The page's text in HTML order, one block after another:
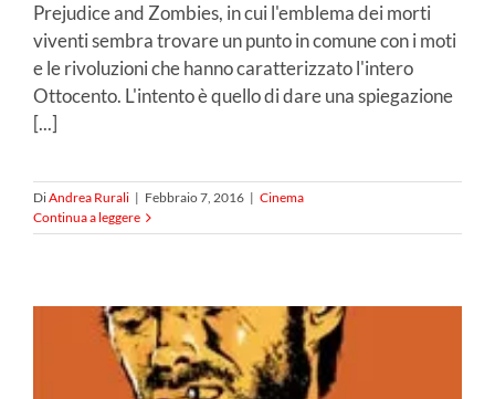
Prejudice and Zombies, in cui l'emblema dei morti
viventi sembra trovare un punto in comune con i moti
e le rivoluzioni che hanno caratterizzato l'intero
Ottocento. L'intento è quello di dare una spiegazione
[...]
DiAndrea Rurali | Febbraio 7, 2016 | Cinema
Continua a leggere